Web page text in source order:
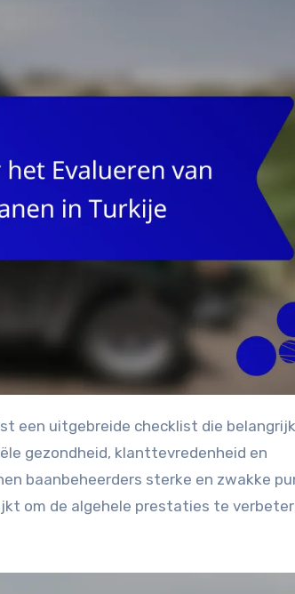
gezondheid, klanttevredenheid en
baanbeheerders sterke en zwakke
om de algehele prestaties te